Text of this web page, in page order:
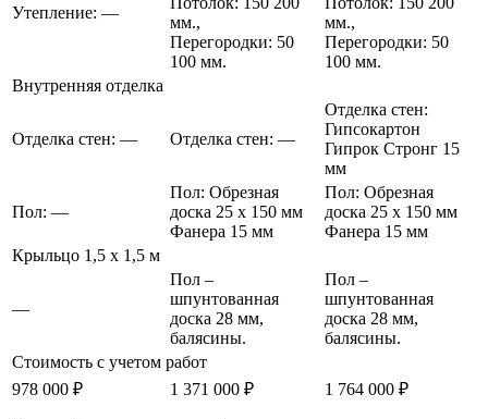
Утепление: —
мм.,
Перегородки: 50
100 мм.
мм.,
Перегородки: 50
100 мм.
Внутренняя отделка
Отделка стен: — Отделка стен: —
Отделка стен:
Гипсокартон
Гипрок Стронг 15
мм
Пол: —
Пол: Обрезная
доска 25 х 150 мм
Фанера 15 мм
Пол: Обрезная
доска 25 х 150 мм
Фанера 15 мм
Крыльцо 1,5 х 1,5 м
—
Пол –
шпунтованная
доска 28 мм,
балясины.
Пол –
шпунтованная
доска 28 мм,
балясины.
Стоимость с учетом работ
978 000 ₽
1 371 000 ₽ 1 764 000 ₽